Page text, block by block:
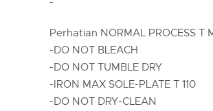
Perhatian NORMAL PROCESS T
-DO NOT BLEACH
-DO NOT TUMBLE DRY
-IRON MAX SOLE-PLATE T 110
-DO NOT DRY-CLEAN